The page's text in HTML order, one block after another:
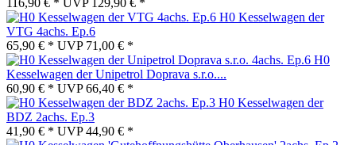
H0 Kesselwagen der
VTG 4achs. Ep.6
65,90 € * UVP 71,00 € *
H0
Kesselwagen der Unipetrol Doprava s.r.o....
60,90 € * UVP66,40 € *
H0 Kesselwagen der
BDZ 2achs. Ep.3
41,90 € * UVP44,90 € *